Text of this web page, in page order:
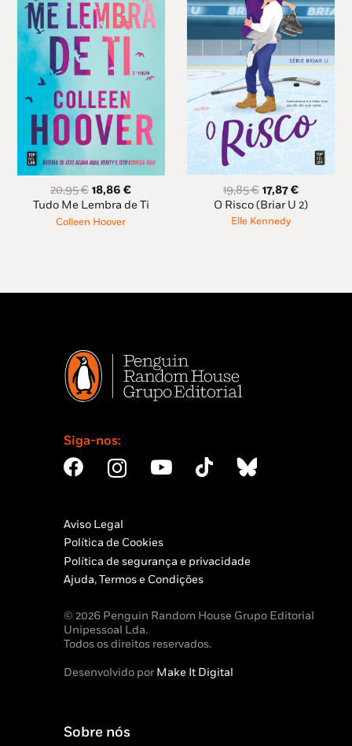
20,95€ O
preço
original
18,86€O
preço
Tudo Me Lembra de Ti
Colleen Hoover
19,85€ O
preço
original
17,87€O
preço
O Risco (Briar U 2)
Elle Kennedy
Siga-nos:
Aviso Legal
Política de Cookies
Política de segurança e privacidade
Ajuda, Termos e Condições
© 2026 Penguin Random House Grupo Editorial
Unipessoal Lda.
Todos os direitos reservados.
Desenvolvido porMake It Digital
Sobre nós